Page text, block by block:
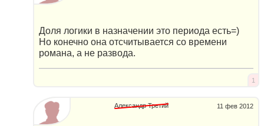
Доля логики в назначении это периода есть=)
Но конечно она отсчитывается со времени
романа, а не развода.
1
11 фев 2012
Александр Третий